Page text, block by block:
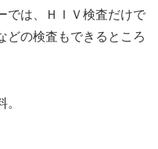
は、ＨＩＶ検査だけで
どの検査もできるところ